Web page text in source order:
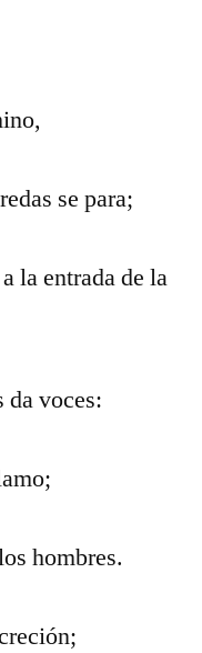
se para;
la entrada de la
da voces:
hombres.